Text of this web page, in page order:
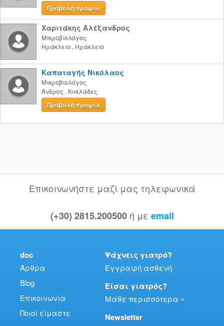
Προβολή προφίλ
Χαριτάκης Αλέξανδρος
Μικροβιολόγος
Ηράκλειο , Ηράκλειο
Καπαταγής Νικόλαος
Μικροβιολόγος
Άνδρος , Κυκλάδες
Προβολή προφίλ
Επικοινωνήστε μαζί μας τηλεφωνικά
(+30) 2815.200500 ή με email
doc
Άρθρα
Blog
Επικοινωνία
Ποιοί είμαστε
Ψάχνεις γιατρό?
Εγγραφή ασθενή
Είσαι γιατρός?
Μάθε περισσότερα »
Newsletter